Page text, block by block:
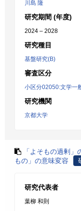
川島 隆
研究期間 (年度)
2024 – 2028
研究種目
基盤研究(B)
審査区分
小区分02050:文学一
研究機関
京都大学
「よそもの過剰
もの」の意味変容
研究代表者
葉柳 和則